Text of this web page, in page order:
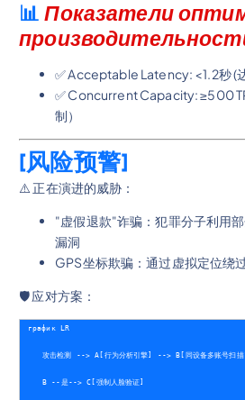
📊Показатели
✅ Acceptable Latency: <1.2秒 (
✅ Concurrent Capacity: ≥500
制）
[风险预警]
⚠️ 正在演进的威胁：
"虚假退款"诈骗：犯罪分子利用
漏洞
GPS坐标欺骗：通过虚拟定位绕
🛡️ 应对方案：
график LR
攻击检测 --> A[行为分析引擎] --> B[同设备多账号扫描
    B --是--> C[强制人脸验证]